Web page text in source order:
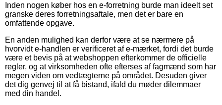
Inden nogen køber hos en e-forretning burde man ideelt set
granske deres forretningsaftale, men det er bare en
omfattende opgave.
En anden mulighed kan derfor være at se nærmere på
hvorvidt e-handlen er verificeret af e-mærket, fordi det burde
være et bevis på at webshoppen efterkommer de officielle
regler, og at virksomheden ofte efterses af fagmænd som har
megen viden om vedtægterne på området. Desuden giver
det dig genvej til at få bistand, ifald du møder dilemmaer
med din handel.